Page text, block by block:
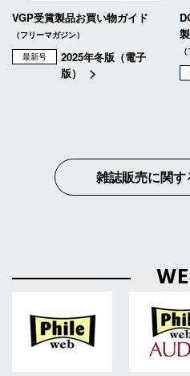
VGP受賞製品お買い物ガイド
（フリーマガジン）
最新号
2025年冬版（電子
版）
雑誌販売に関